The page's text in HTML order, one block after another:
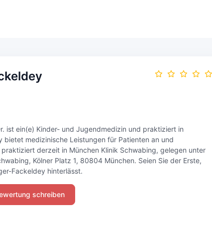
ist ein(e) Kinder- und Jugendmedizin und praktiziert in
bietet medizinische Leistungen für Patienten an und
derzeit in München Klinik Schwabing, gelegen unter
Kölner Platz 1, 80804 München. Seien Sie der Erste,
Fackeldey hinterlässt.
schreiben